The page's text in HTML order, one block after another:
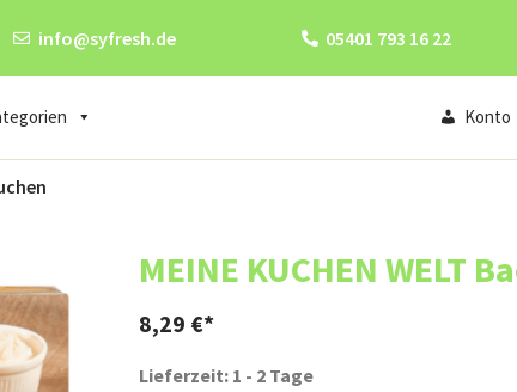
info@syfresh.de 05401 793 16 22
Konto
MEINE KUCHEN WELT
8,29 €
Lieferzeit: 1 - 2 Tage